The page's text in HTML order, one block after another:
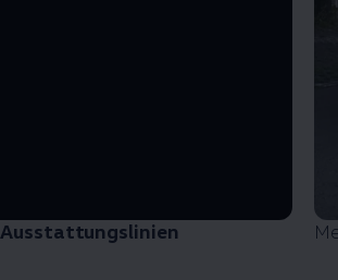
Ausstattungslinien